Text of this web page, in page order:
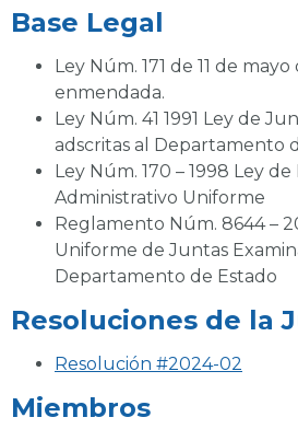
Base Legal
Ley Núm. 171 de 11 de
enmendada.
Ley Núm. 41 1991 Ley de
adscritas al Departamento
Ley Núm. 170 – 1998 Ley
Administrativo Uniforme
Reglamento Núm. 8644 –
Uniforme de Juntas
Departamento de Estado
Resoluciones de la
Resolución #2024-02
Miembros